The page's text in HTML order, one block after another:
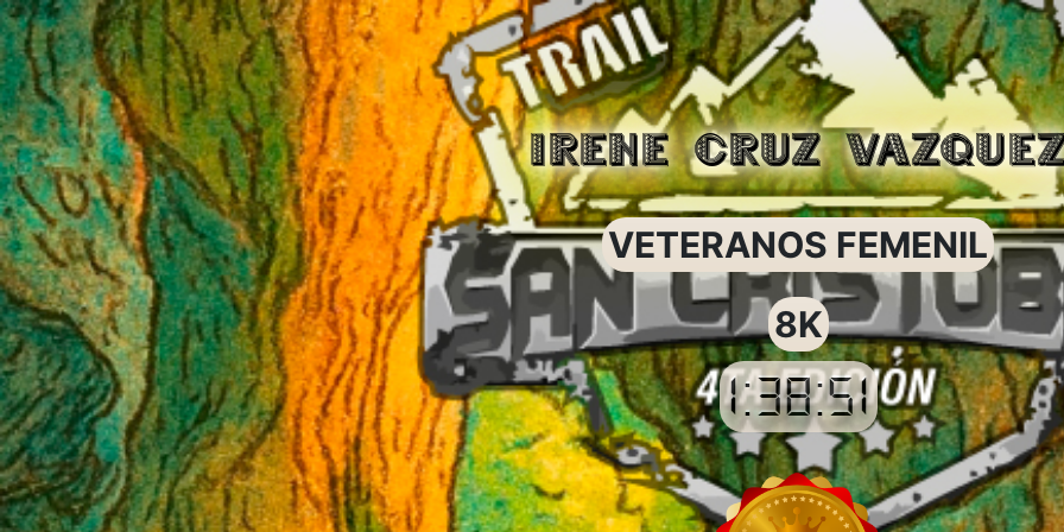
IRENE CRUZ
VETERANOS FEMENIL
8K
1:38:51